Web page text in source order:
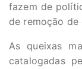
fazem de
de remoção de
As queixas
catalogadas